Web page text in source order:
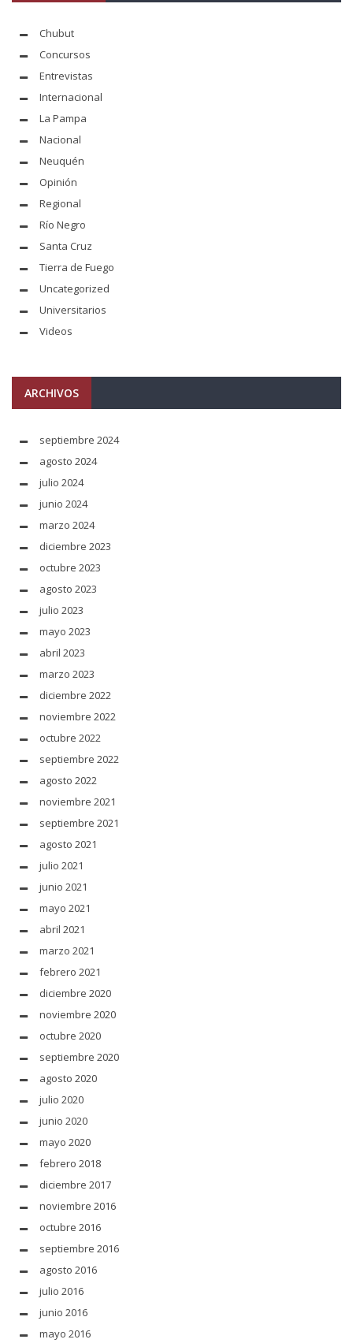
Chubut
Concursos
Entrevistas
Internacional
La Pampa
Nacional
Neuquén
Opinión
Regional
Río Negro
Santa Cruz
Tierra de Fuego
Uncategorized
Universitarios
Videos
ARCHIVOS
septiembre 2024
agosto 2024
julio 2024
junio 2024
marzo 2024
diciembre 2023
octubre 2023
agosto 2023
julio 2023
mayo 2023
abril 2023
marzo 2023
diciembre 2022
noviembre 2022
octubre 2022
septiembre 2022
agosto 2022
noviembre 2021
septiembre 2021
agosto 2021
julio 2021
junio 2021
mayo 2021
abril 2021
marzo 2021
febrero 2021
diciembre 2020
noviembre 2020
octubre 2020
septiembre 2020
agosto 2020
julio 2020
junio 2020
mayo 2020
febrero 2018
diciembre 2017
noviembre 2016
octubre 2016
septiembre 2016
agosto 2016
julio 2016
junio 2016
mayo 2016